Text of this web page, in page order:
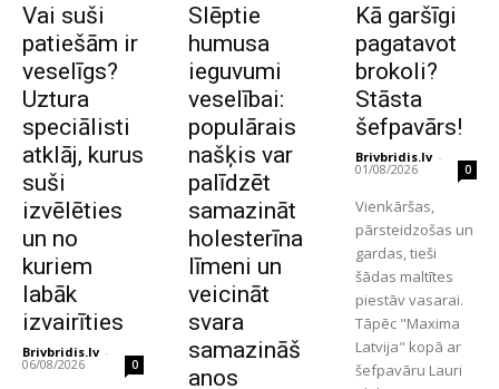
Vai suši
patiešām ir
veselīgs?
Uztura
speciālisti
atklāj, kurus
suši
izvēlēties
un no
kuriem
labāk
izvairīties
Brivbridis.lv -
06/08/2026 0
Slēptie
humusa
ieguvumi
veselībai:
populārais
našķis var
palīdzēt
samazināt
holesterīna
līmeni un
veicināt
svara
samazināš
anos
Kā garšīgi
pagatavot
brokoli?
Stāsta
šefpavārs!
Brivbridis.lv -
01/08/2026 0
Vienkāršas,
pārsteidzošas un
gardas, tieši
šādas maltītes
piestāv vasarai.
Tāpēc "Maxima
Latvija" kopā ar
šefpavāru Lauri